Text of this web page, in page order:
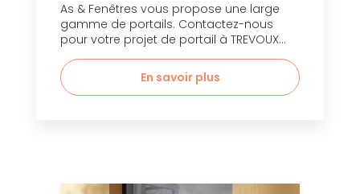
As & Fenêtres vous propose une large
gamme de portails. Contactez-nous
pour votre projet de portail à TREVOUX...
En savoir plus